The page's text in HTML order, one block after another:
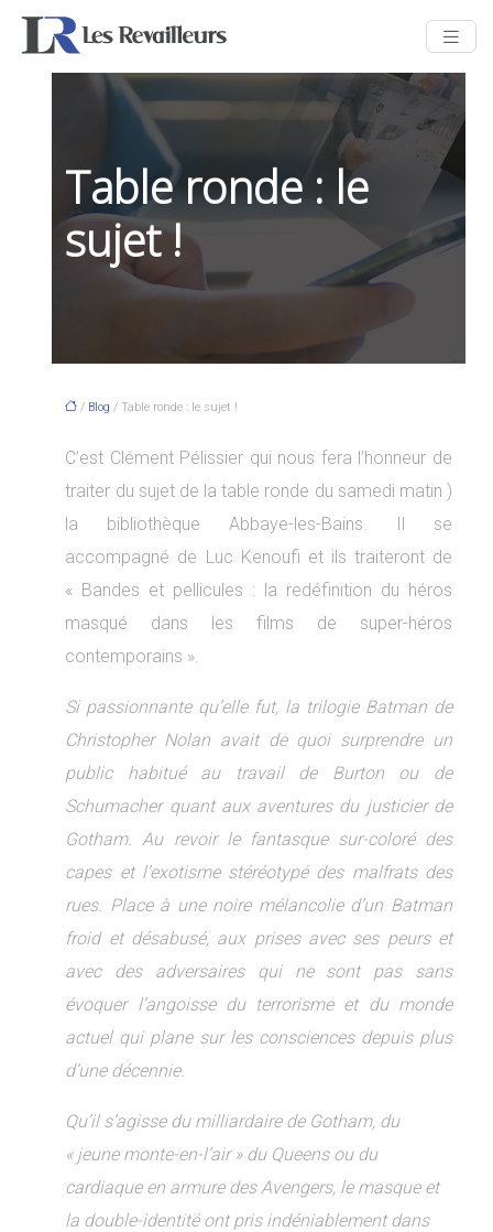
Table ronde : le
sujet !
/ Blog / Table ronde : le sujet !
C’est Clément Pélissier qui nous fera l’honneur de
traiter du sujet de la table ronde du samedi matin )
la bibliothèque Abbaye-les-Bains. Il se
accompagné de Luc Kenoufi et ils traiteront de
« Bandes et pellicules : la redéfinition du héros
masqué dans les films de super-héros
contemporains ».
Si passionnante qu’elle fut, la trilogie Batman de
Christopher Nolan avait de quoi surprendre un
public habitué au travail de Burton ou de
Schumacher quant aux aventures du justicier de
Gotham. Au revoir le fantasque sur-coloré des
capes et l’exotisme stéréotypé des malfrats des
rues. Place à une noire mélancolie d’un Batman
froid et désabusé, aux prises avec ses peurs et
avec des adversaires qui ne sont pas sans
évoquer l’angoisse du terrorisme et du monde
actuel qui plane sur les consciences depuis plus
d’une décennie.
Qu’il s’agisse du milliardaire de Gotham, du
« jeune monte-en-l’air » du Queens ou du
cardiaque en armure des Avengers, le masque et
la double-identité ont pris indéniablement dans